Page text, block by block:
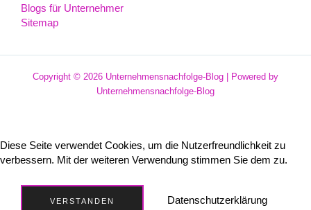
Blogs für Unternehmer
Sitemap
Copyright © 2026 Unternehmensnachfolge-Blog | Powered by
Unternehmensnachfolge-Blog
Diese Seite verwendet Cookies, um die Nutzerfreundlichkeit zu
verbessern. Mit der weiteren Verwendung stimmen Sie dem zu.
VERSTANDEN Datenschutzerklärung